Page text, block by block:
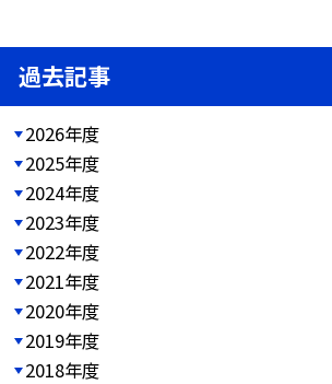
過去記事
2026年度
2025年度
2024年度
2023年度
2022年度
2021年度
2020年度
2019年度
2018年度